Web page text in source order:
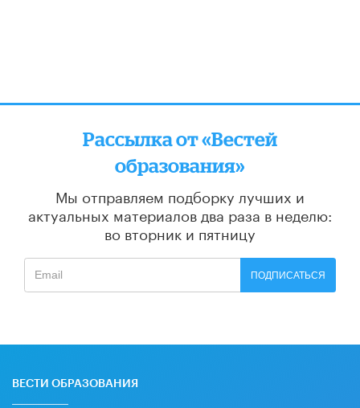
Рассылка от «Вестей
образования»
Мы отправляем подборку лучших и
актуальных материалов два раза в неделю:
во вторник и пятницу
ПОДПИСАТЬСЯ
ВЕСТИ ОБРАЗОВАНИЯ